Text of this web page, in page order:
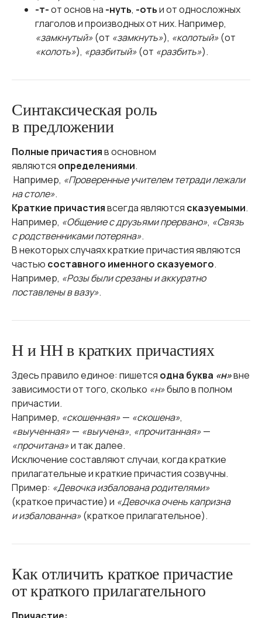
-т-от основ на -нуть, -отьи от односложных
глаголов и производных от них. Например,
«замкнутый»(от «замкнуть»), «колотый»(от
«колоть»), «разбитый»(от «разбить»).
Синтаксическая роль
в предложении
Полные причастияв основном
являются определениями.
Например, «Проверенные учителем тетради лежали
на столе».
Краткие причастиявсегда являются сказуемыми.
Например, «Общение с друзьями прервано», «Связь
с родственниками потеряна».
В некоторых случаях краткие причастия являются
частью составного именного сказуемого.
Например, «Розы были срезаны и аккуратно
поставлены в вазу».
Н и НН в кратких причастиях
Здесь правило единое: пишется одна буква «н»вне
зависимости от того, сколько «н»было в полном
причастии.
Например, «скошенная»— «скошена»,
«выученная»— «выучена», «прочитанная»—
«прочитана»и так далее.
Исключение составляют случаи, когда краткие
прилагательные и краткие причастия созвучны.
Пример: «Девочка избалована родителями»
(краткое причастие) и «Девочка очень капризна
и избалованна»(краткое прилагательное).
Как отличить краткое причастие
от краткого прилагательного